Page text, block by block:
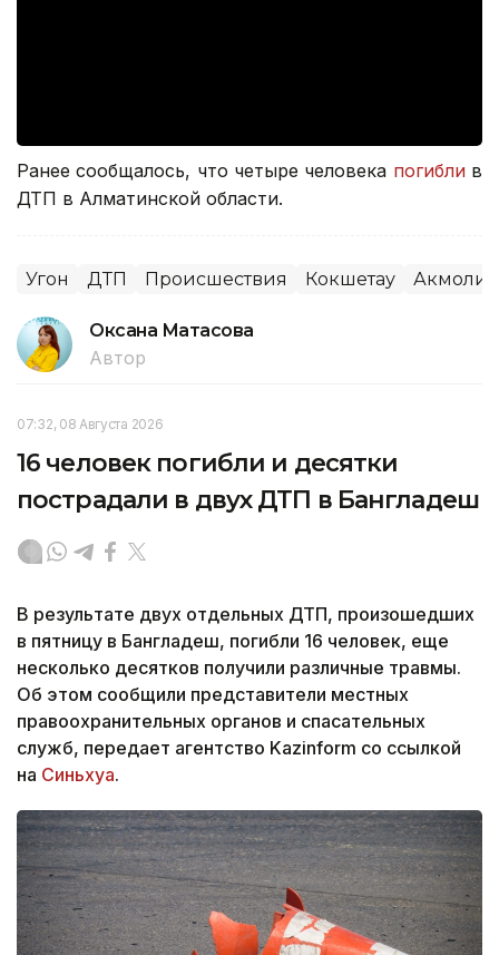
Ранее сообщалось, что четыре человека погиблив
ДТП в Алматинской области.
Угон ДТП Происшествия Кокшетау
Оксана Матасова
Автор
07:32, 08 Августа 2026
16 человек погибли и десятки
пострадали в двух ДТП в Бангладеш
В результате двух отдельных ДТП, произошедших
в пятницу в Бангладеш, погибли 16 человек, еще
несколько десятков получили различные травмы.
Об этом сообщили представители местных
правоохранительных органов и спасательных
служб, передает агентство Kazinform со ссылкой
на Синьхуа.